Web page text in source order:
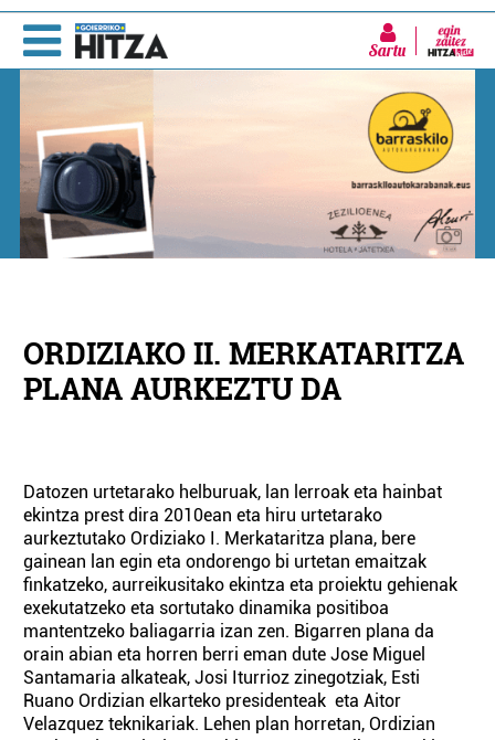
Sartu
ORDIZIAKO II. MERKATARITZA
PLANA AURKEZTU DA
Datozen urtetarako helburuak, lan lerroak eta hainbat
ekintza prest dira 2010ean eta hiru urtetarako
aurkeztutako Ordiziako I. Merkataritza plana, bere
gainean lan egin eta ondorengo bi urtetan emaitzak
finkatzeko, aurreikusitako ekintza eta proiektu gehienak
exekutatzeko eta sortutako dinamika positiboa
mantentzeko baliagarria izan zen. Bigarren plana da
orain abian eta horren berri eman dute Jose Miguel
Santamaria alkateak, Josi Iturrioz zinegotziak, Esti
Ruano Ordizian elkarteko presidenteak eta Aitor
Velazquez teknikariak. Lehen plan horretan, Ordizian